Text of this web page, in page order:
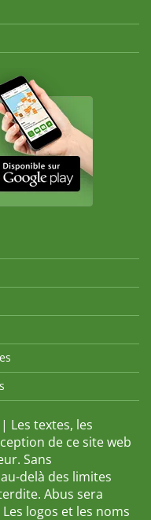
Les textes, les
de ce site web
Sans
delà des limites
Abus sera
logos et les noms